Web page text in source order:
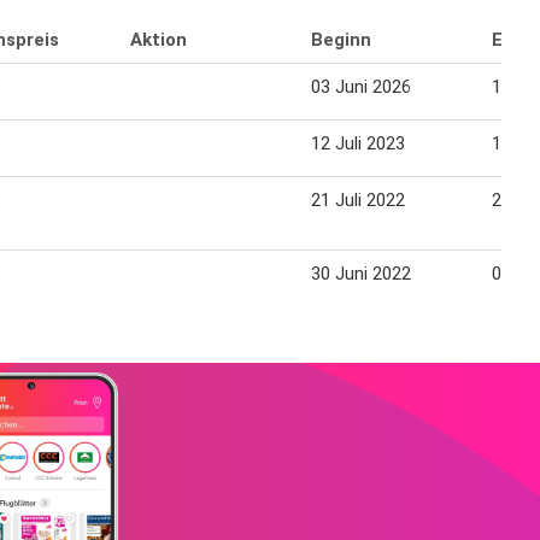
Aktion Beginn
03 Juni 2026 10
12 Juli 2023 19
21 Juli 2022 27
30 Juni 2022 06